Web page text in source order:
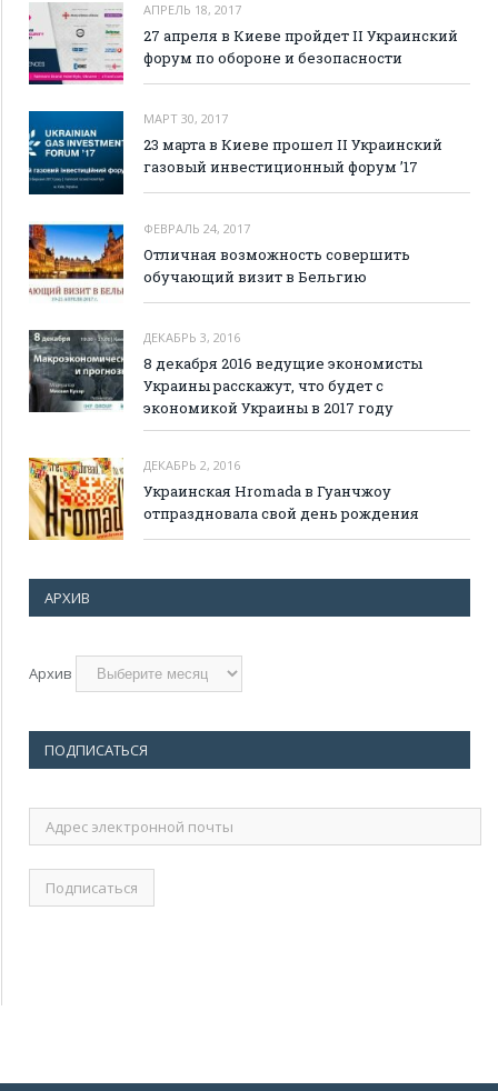
АПРЕЛЬ 18, 2017
27 апреля в Киеве пройдет II Украинский
форум по обороне и безопасности
МАРТ 30, 2017
23 марта в Киеве прошел II Украинский
газовый инвестиционный форум ’17
ФЕВРАЛЬ 24, 2017
Отличная возможность совершить
обучающий визит в Бельгию
ДЕКАБРЬ 3, 2016
8 декабря 2016 ведущие экономисты
Украины расскажут, что будет с
экономикой Украины в 2017 году
ДЕКАБРЬ 2, 2016
Украинская Hromada в Гуанчжоу
отпраздновала свой день рождения
АРХИВ
Архив
ПОДПИСАТЬСЯ
Адрес
электронной